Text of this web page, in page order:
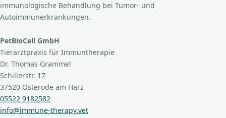
immunologische Behandlung bei Tumor- und
Autoimmunerkrankungen.
PetBioCell GmbH
Tierarztpraxis für Immuntherapie
Dr. Thomas Grammel
Schillerstr. 17
37520 Osterode am Harz
05522 9182582
info@immune-therapy.vet